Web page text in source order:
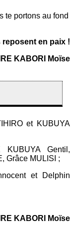
te portons au fond
reposent en paix !
KABORI Moïse
et KUBUYA
Gentil,
Grâce MULISI ;
et Delphin
KABORI Moïse